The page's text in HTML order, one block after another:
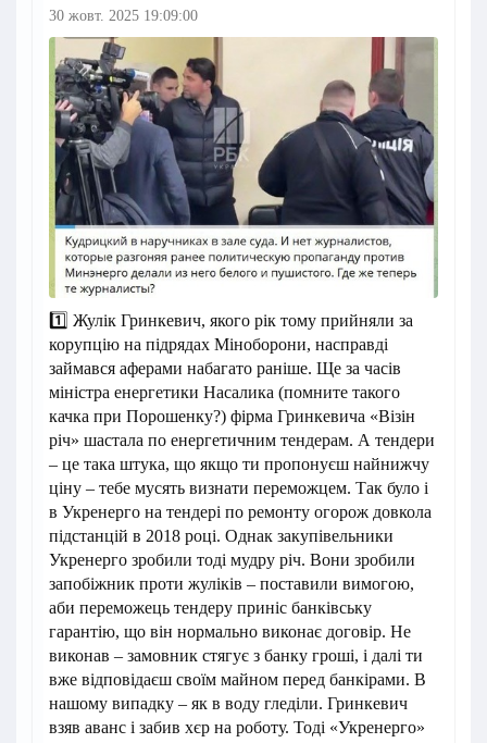
30 жовт. 2025 19:09:00
1️⃣ Жулік Гринкевич, якого рік тому прийняли за
корупцію на підрядах Міноборони, насправді
займався аферами набагато раніше. Ще за часів
міністра енергетики Насалика (помните такого
качка при Порошенку?) фірма Гринкевича «Візін
річ» шастала по енергетичним тендерам. А тендери
– це така штука, що якщо ти пропонуєш найнижчу
ціну – тебе мусять визнати переможцем. Так було і
в Укренерго на тендері по ремонту огорож довкола
підстанцій в 2018 році. Однак закупівельники
Укренерго зробили тоді мудру річ. Вони зробили
запобіжник проти жуліків – поставили вимогою,
аби переможець тендеру приніс банківську
гарантію, що він нормально виконає договір. Не
виконав – замовник стягує з банку гроші, і далі ти
вже відповідаєш своїм майном перед банкірами. В
нашому випадку – як в воду гледіли. Гринкевич
взяв аванс і забив хєр на роботу. Тоді «Укренерго»